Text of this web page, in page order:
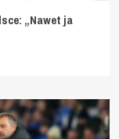
„Nawet ja